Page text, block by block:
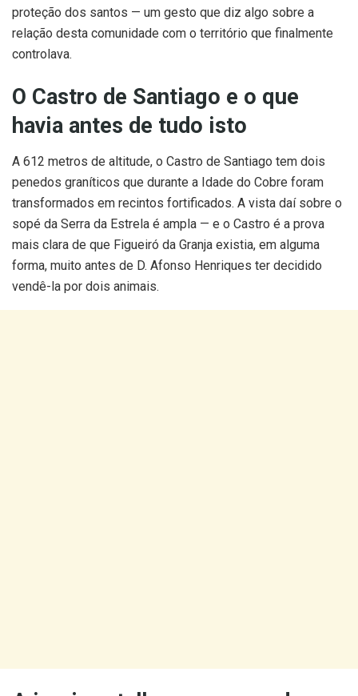
proteção dos santos — um gesto que diz algo sobre a
relação desta comunidade com o território que finalmente
controlava.
O Castro de Santiago e o que
havia antes de tudo isto
A 612 metros de altitude, o Castro de Santiago tem dois
penedos graníticos que durante a Idade do Cobre foram
transformados em recintos fortificados. A vista daí sobre o
sopé da Serra da Estrela é ampla — e o Castro é a prova
mais clara de que Figueiró da Granja existia, em alguma
forma, muito antes de D. Afonso Henriques ter decidido
vendê-la por dois animais.